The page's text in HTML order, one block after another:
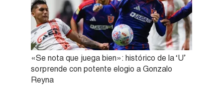
«Se nota que juega bien»: histórico de la ‘U’
sorprende con potente elogio a Gonzalo
Reyna